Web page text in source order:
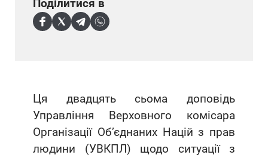
Ця двадцять сьома доповідь
Управління Верховного комісара
Організації Об’єднаних Націй з прав
людини (УВКПЛ) щодо ситуації з
Поділитися в